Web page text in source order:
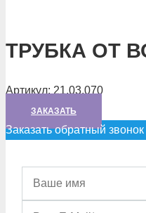
ТРУБКА ОТ
Артикул: 21.03.070
ЗАКАЗАТЬ
Заказать обратный звонок